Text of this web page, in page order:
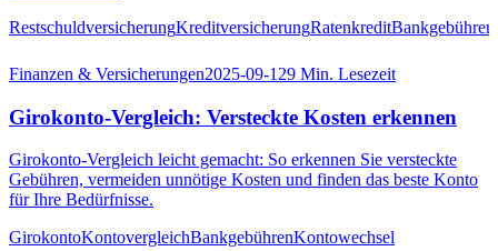
RestschuldversicherungKreditversicherungRatenkreditBankgebühren
Finanzen & Versicherungen2025-09-129 Min. Lesezeit
Girokonto-Vergleich: Versteckte Kosten erkennen
Girokonto-Vergleich leicht gemacht: So erkennen Sie versteckte
Gebühren, vermeiden unnötige Kosten und finden das beste Konto
für Ihre Bedürfnisse.
GirokontoKontovergleichBankgebührenKontowechsel